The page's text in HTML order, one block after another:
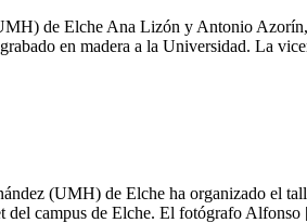
de Elche Ana Lizón y Antonio
en madera a la Universidad. La
(UMH) de Elche ha organizado el
del campus de Elche. El fotógrafo Alfonso